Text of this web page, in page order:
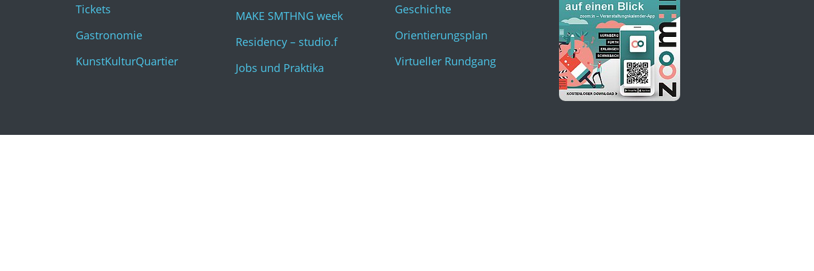
Tickets
Gastronomie
KunstKulturQuartier
MAKE SMTHNG week
Residency – studio.f
Jobs und Praktika
Geschichte
Orientierungsplan
Virtueller Rundgang